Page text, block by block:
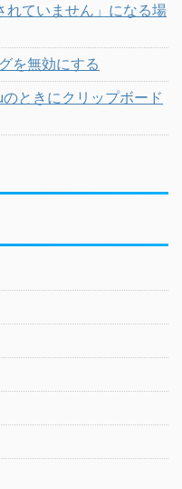
ていません」になる場
を無効にする
ときにクリップボード